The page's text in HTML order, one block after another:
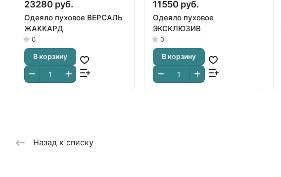
23280 руб.
Одеяло пуховое ВЕРСАЛЬ
ЖАККАРД
0
В корзину
11550 руб.
Одеяло пуховое
ЭКСКЛЮЗИВ
0
В корзину
Назад к списку